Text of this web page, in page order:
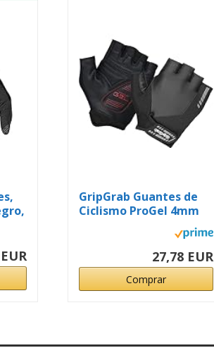
GripGrab Guantes de
Ciclismo ProGel 4mm
27,78 EUR
Comprar